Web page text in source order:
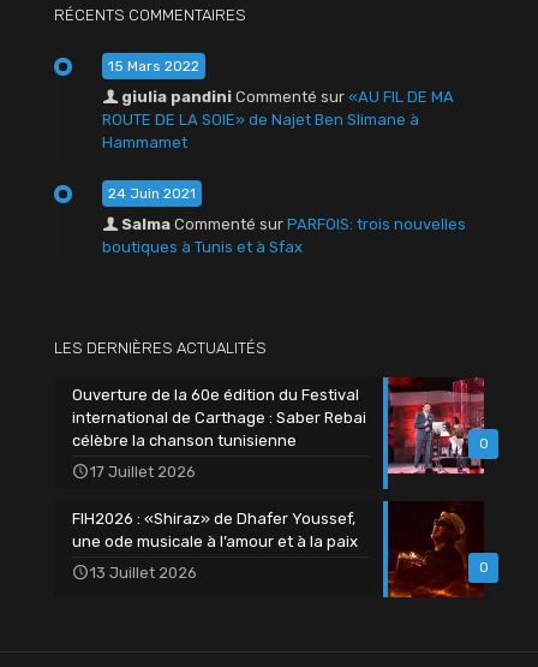
RÉCENTS COMMENTAIRES
15 Mars 2022
giulia pandini Commenté sur «AU FIL DE MA
ROUTE DE LA SOIE» de Najet Ben Slimane à
Hammamet
24 Juin 2021
Salma Commenté sur PARFOIS: trois nouvelles
boutiques à Tunis et à Sfax
LES DERNIÈRES ACTUALITÉS
0
Ouverture de la 60e édition du Festival
international de Carthage : Saber Rebai
célèbre la chanson tunisienne
17 Juillet 2026
0
FIH2026 : «Shiraz» de Dhafer Youssef,
une ode musicale à l’amour et à la paix
13 Juillet 2026